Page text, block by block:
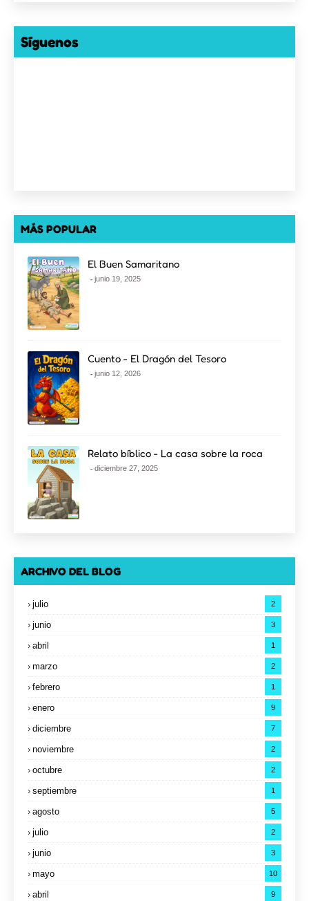
Síguenos
MÁS POPULAR
El Buen Samaritano
junio 19, 2025
Cuento - El Dragón del Tesoro
junio 12, 2026
Relato bíblico - La casa sobre la roca
diciembre 27, 2025
ARCHIVO DEL BLOG
julio 2
junio 3
abril 1
marzo 2
febrero 1
enero 9
diciembre 7
noviembre 2
octubre 2
septiembre 1
agosto 5
julio 2
junio 3
mayo 10
abril 9